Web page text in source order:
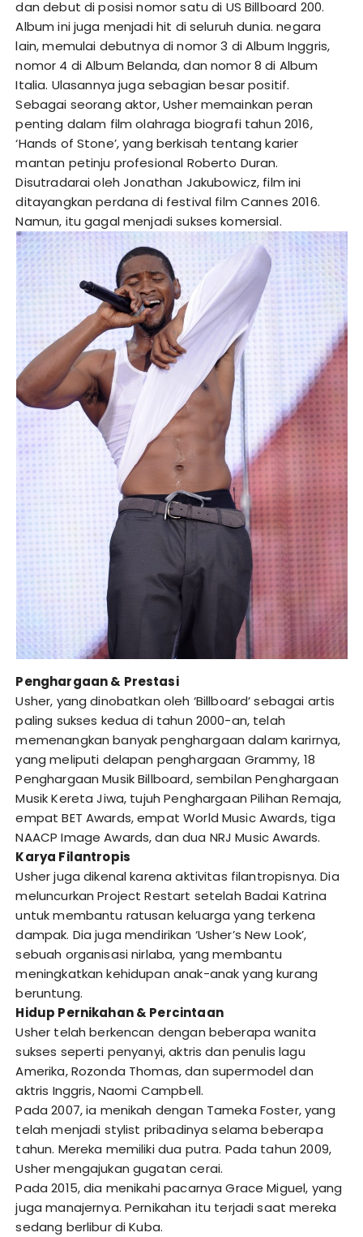
dan debut di posisi nomor satu di US Billboard 200.
Album ini juga menjadi hit di seluruh dunia. negara
lain, memulai debutnya di nomor 3 di Album Inggris,
nomor 4 di Album Belanda, dan nomor 8 di Album
Italia. Ulasannya juga sebagian besar positif.
Sebagai seorang aktor, Usher memainkan peran
penting dalam film olahraga biografi tahun 2016,
‘Hands of Stone’, yang berkisah tentang karier
mantan petinju profesional Roberto Duran.
Disutradarai oleh Jonathan Jakubowicz, film ini
ditayangkan perdana di festival film Cannes 2016.
Namun, itu gagal menjadi sukses komersial.
Penghargaan & Prestasi
Usher, yang dinobatkan oleh ‘Billboard’ sebagai artis
paling sukses kedua di tahun 2000-an, telah
memenangkan banyak penghargaan dalam karirnya,
yang meliputi delapan penghargaan Grammy, 18
Penghargaan Musik Billboard, sembilan Penghargaan
Musik Kereta Jiwa, tujuh Penghargaan Pilihan Remaja,
empat BET Awards, empat World Music Awards, tiga
NAACP Image Awards, dan dua NRJ Music Awards.
Karya Filantropis
Usher juga dikenal karena aktivitas filantropisnya. Dia
meluncurkan Project Restart setelah Badai Katrina
untuk membantu ratusan keluarga yang terkena
dampak. Dia juga mendirikan ‘Usher’s New Look’,
sebuah organisasi nirlaba, yang membantu
meningkatkan kehidupan anak-anak yang kurang
beruntung.
Hidup Pernikahan & Percintaan
Usher telah berkencan dengan beberapa wanita
sukses seperti penyanyi, aktris dan penulis lagu
Amerika, Rozonda Thomas, dan supermodel dan
aktris Inggris, Naomi Campbell.
Pada 2007, ia menikah dengan Tameka Foster, yang
telah menjadi stylist pribadinya selama beberapa
tahun. Mereka memiliki dua putra. Pada tahun 2009,
Usher mengajukan gugatan cerai.
Pada 2015, dia menikahi pacarnya Grace Miguel, yang
juga manajernya. Pernikahan itu terjadi saat mereka
sedang berlibur di Kuba.